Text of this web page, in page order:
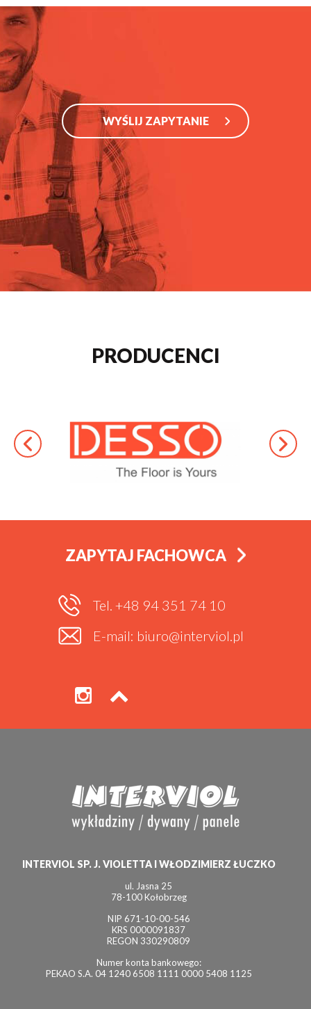
WYŚLIJ ZAPYTANIE
PRODUCENCI
ZAPYTAJ FACHOWCA
Tel. +48 94 351 74 10
E-mail: biuro@interviol.pl
INTERVIOL SP. J. VIOLETTA I WŁODZIMIERZ ŁUCZKO
ul. Jasna 25
78-100 Kołobrzeg
NIP 671-10-00-546
KRS 0000091837
REGON 330290809
Numer konta bankowego:
PEKAO S.A. 04 1240 6508 1111 0000 5408 1125